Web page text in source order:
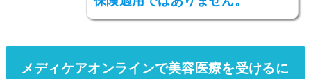
メディケアオンラインで美容医療を受けるに